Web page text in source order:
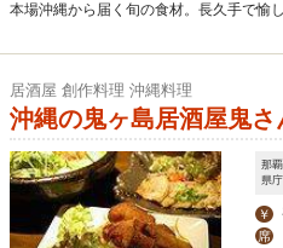
本場沖縄から届く旬の食材。長久手で愉
居酒屋 創作料理 沖縄料理
沖縄の鬼ヶ島居酒屋鬼さ
那
県
￥
席